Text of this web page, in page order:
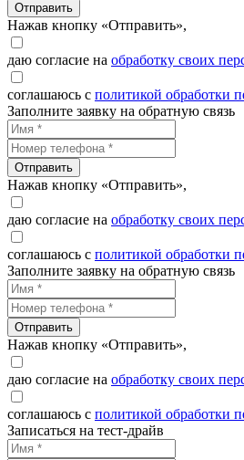
Отправить
Нажав кнопку «Отправить»,
даю согласие на обработку своих
соглашаюсь с политикой обработки
Заполните заявку на обратную связь
Отправить
Нажав кнопку «Отправить»,
даю согласие на обработку своих
соглашаюсь с политикой обработки
Заполните заявку на обратную связь
Отправить
Нажав кнопку «Отправить»,
даю согласие на обработку своих
соглашаюсь с политикой обработки
Записаться на тест-драйв